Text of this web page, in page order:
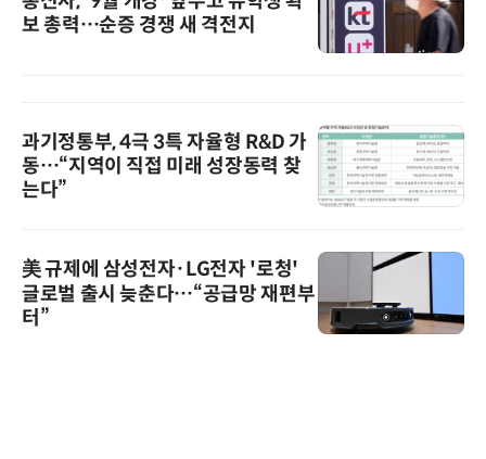
보 총력…순증 경쟁 새 격전지
과기정통부, 4극 3특 자율형 R&D 가
동…“지역이 직접 미래 성장동력 찾
는다”
美 규제에 삼성전자·LG전자 '로청'
글로벌 출시 늦춘다…“공급망 재편부
터”